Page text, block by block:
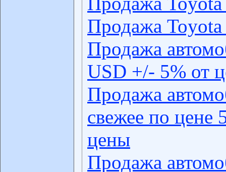
Продажа
Продажа
USD +/- 5% от
Продажа
свежее по цене
цены
Продажа